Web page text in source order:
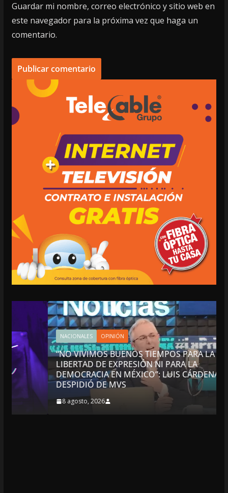
Guardar mi nombre, correo electrónico y sitio web en
este navegador para la próxima vez que haga un
comentario.
NACIONALES OPINIÓN
“NO VIVIMOS BUENOS TIEMPOS PARA LA
LIBERTAD DE EXPRESIÓN NI PARA LA
DEMOCRACIA EN MÉXICO”: LUIS CÁRDENAS; SE
DESPIDIÓ DE MVS
8 agosto, 2026